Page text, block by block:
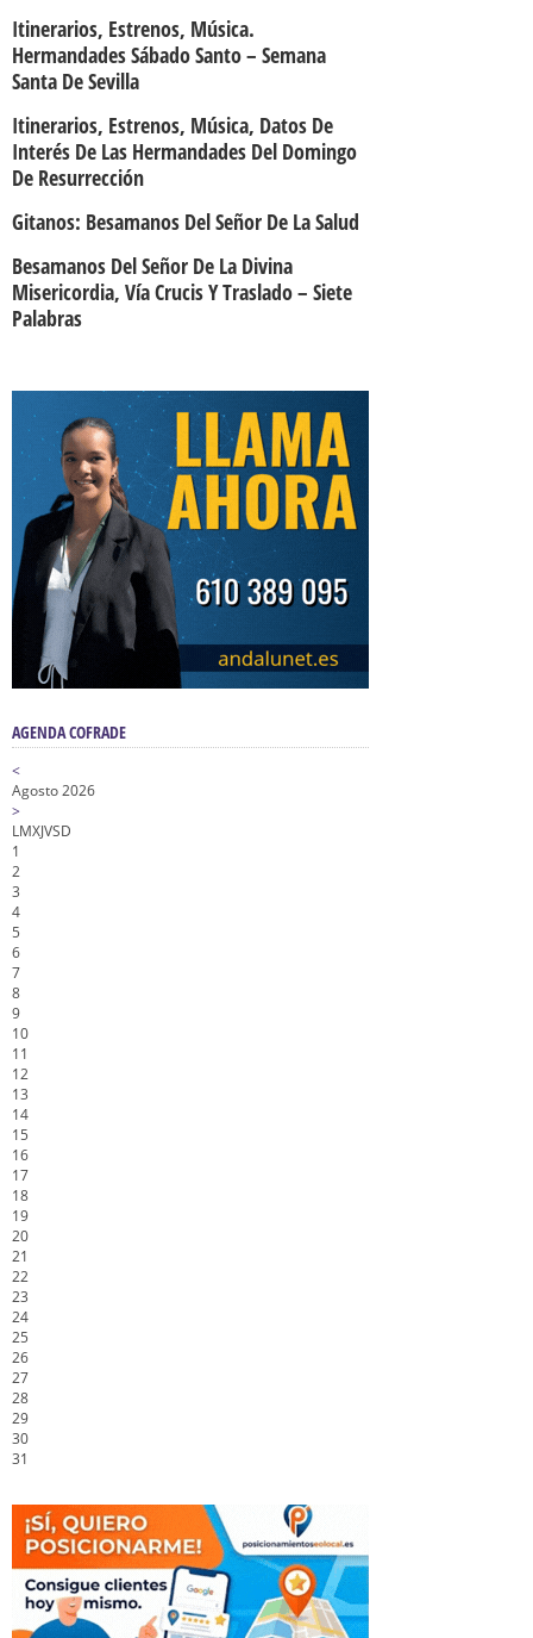
Itinerarios, Estrenos, Música.
Hermandades Sábado Santo – Semana
Santa De Sevilla
Itinerarios, Estrenos, Música, Datos De
Interés De Las Hermandades Del Domingo
De Resurrección
Gitanos: Besamanos Del Señor De La Salud
Besamanos Del Señor De La Divina
Misericordia, Vía Crucis Y Traslado – Siete
Palabras
AGENDA COFRADE
<
Agosto 2026
>
LMXJVSD
1
2
3
4
5
6
7
8
9
10
11
12
13
14
15
16
17
18
19
20
21
22
23
24
25
26
27
28
29
30
31